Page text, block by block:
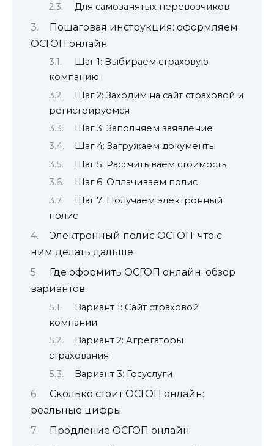
Для самозанятых перевозчиков
Пошаговая инструкция: оформляем
ОСГОП онлайн
Шаг 1: Выбираем страховую
компанию
Шаг 2: Заходим на сайт страховой и
регистрируемся
Шаг 3: Заполняем заявление
Шаг 4: Загружаем документы
Шаг 5: Рассчитываем стоимость
Шаг 6: Оплачиваем полис
Шаг 7: Получаем электронный
полис
Электронный полис ОСГОП: что с
ним делать дальше
Где оформить ОСГОП онлайн: обзор
вариантов
Вариант 1: Сайт страховой
компании
Вариант 2: Агрегаторы
страхования
Вариант 3: Госуслуги
Сколько стоит ОСГОП онлайн:
реальные цифры
Продление ОСГОП онлайн